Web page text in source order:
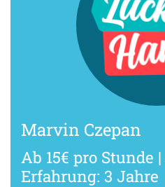
Marvin Czepan
Ab 15€ pro Stunde
Erfahrung: 3 Jahre